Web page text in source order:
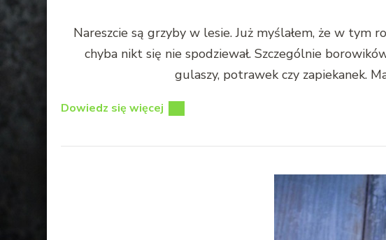
Nareszcie są grzyby w lesie. Już myślałem, że w tym
chyba nikt się nie spodziewał. Szczególnie
gulaszy, potrawek czy zapiekanek.
Dowiedz się więcej